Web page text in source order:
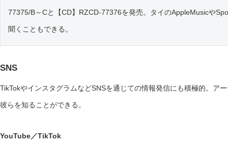
77375/B～Cと【CD】RZCD-77376を発売。タイのAppleMusicや
聞くこともできる。
SNS
TikTokやインスタグラムなどSNSを通じての情報発信にも積極的。ア
彼らを知ることができる。
YouTube／TikTok